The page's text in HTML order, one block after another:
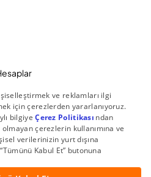
Değerler AŞ. Tüm Hakları